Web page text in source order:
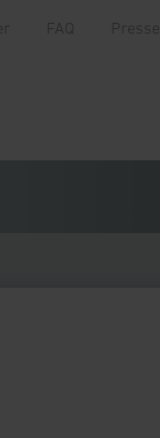
FAQ Presse